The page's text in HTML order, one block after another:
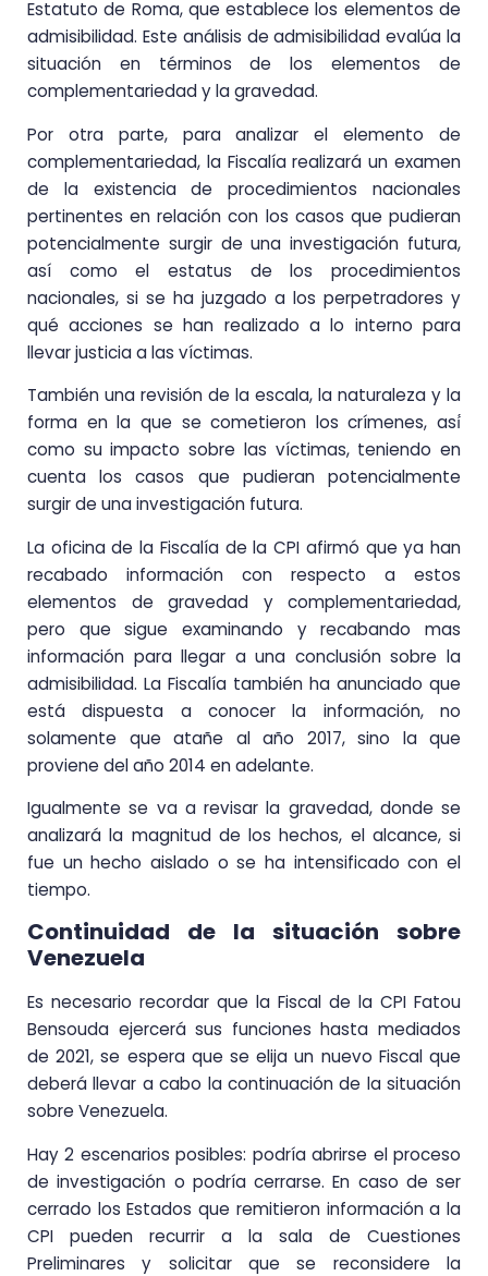
Estatuto de Roma, que establece los elementos de
admisibilidad. Este análisis de admisibilidad evalúa la
situación en términos de los elementos de
complementariedad y la gravedad.
Por otra parte, para analizar el elemento de
complementariedad, la Fiscalía realizará un examen
de la existencia de procedimientos nacionales
pertinentes en relación con los casos que pudieran
potencialmente surgir de una investigación futura,
así como el estatus de los procedimientos
nacionales, si se ha juzgado a los perpetradores y
qué acciones se han realizado a lo interno para
llevar justicia a las víctimas.
También una revisión de la escala, la naturaleza y la
forma en la que se cometieron los crímenes, así́
como su impacto sobre las víctimas, teniendo en
cuenta los casos que pudieran potencialmente
surgir de una investigación futura.
La oficina de la Fiscalía de la CPI afirmó que ya han
recabado información con respecto a estos
elementos de gravedad y complementariedad,
pero que sigue examinando y recabando mas
información para llegar a una conclusión sobre la
admisibilidad. La Fiscalía también ha anunciado que
está dispuesta a conocer la información, no
solamente que atañe al año 2017, sino la que
proviene del año 2014 en adelante.
Igualmente se va a revisar la gravedad, donde se
analizará la magnitud de los hechos, el alcance, si
fue un hecho aislado o se ha intensificado con el
tiempo.
Continuidad de la situación sobre
Venezuela
Es necesario recordar que la Fiscal de la CPI Fatou
Bensouda ejercerá sus funciones hasta mediados
de 2021, se espera que se elija un nuevo Fiscal que
deberá llevar a cabo la continuación de la situación
sobre Venezuela.
Hay 2 escenarios posibles: podría abrirse el proceso
de investigación o podría cerrarse. En caso de ser
cerrado los Estados que remitieron información a la
CPI pueden recurrir a la sala de Cuestiones
Preliminares y solicitar que se reconsidere la